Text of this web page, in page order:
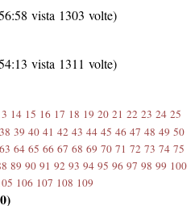
vista 1303 volte)
vista 1311 volte)
14 15 16 17 18 19 20 21 22 23 24 25
38 39 40 41 42 43 44 45 46 47 48 49 50
63 64 65 66 67 68 69 70 71 72 73 74 75
89 90 91 92 93 94 95 96 97 98 99 100
106 107 108 109